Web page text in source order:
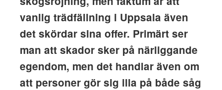
vanlig trädfällning i Uppsala även
det skördar sina offer. Primärt ser
man att skador sker på närliggande
egendom, men det handlar även om
att personer gör sig illa på både såg